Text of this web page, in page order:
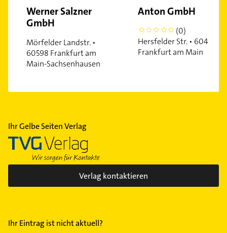
Werner Salzner
GmbH
Mörfelder Landstr. •
60598 Frankfurt am
Main-Sachsenhausen
Anton GmbH
0
(0)
Hersfelder Str. • 60487
Frankfurt am Main
Ihr Gelbe Seiten Verlag
Verlag kontaktieren
Ihr Eintrag ist nicht aktuell?